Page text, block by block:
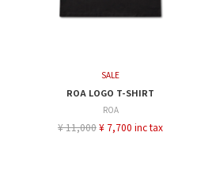
SALE
ROA LOGO T-SHIRT
ROA
¥ 11,000¥ 7,700 inc tax